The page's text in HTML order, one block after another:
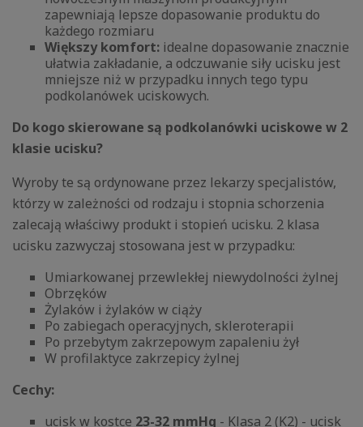
zapewniają lepsze dopasowanie produktu do
każdego rozmiaru
Większy komfort: idealne dopasowanie znacznie
ułatwia zakładanie, a odczuwanie siły ucisku jest
mniejsze niż w przypadku innych tego typu
podkolanówek uciskowych.
Do kogo skierowane są podkolanówki uciskowe w 2
klasie ucisku?
Wyroby te są ordynowane przez lekarzy specjalistów,
którzy w zależności od rodzaju i stopnia schorzenia
zalecają właściwy produkt i stopień ucisku. 2 klasa
ucisku zazwyczaj stosowana jest w przypadku:
Umiarkowanej przewlekłej niewydolności żylnej
Obrzęków
Żylaków i żylaków w ciąży
Po zabiegach operacyjnych, skleroterapii
Po przebytym zakrzepowym zapaleniu żył
W profilaktyce zakrzepicy żylnej
Cechy:
ucisk w kostce 23-32 mmHg - Klasa 2 (K2) - ucisk